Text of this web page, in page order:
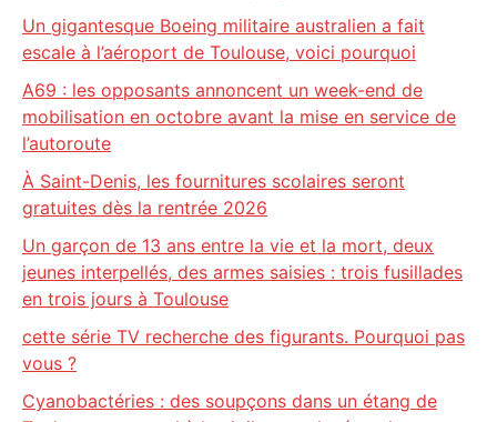
Un gigantesque Boeing militaire australien a fait
escale à l’aéroport de Toulouse, voici pourquoi
A69 : les opposants annoncent un week-end de
mobilisation en octobre avant la mise en service de
l’autoroute
À Saint-Denis, les fournitures scolaires seront
gratuites dès la rentrée 2026
Un garçon de 13 ans entre la vie et la mort, deux
jeunes interpellés, des armes saisies : trois fusillades
en trois jours à Toulouse
cette série TV recherche des figurants. Pourquoi pas
vous ?
Cyanobactéries : des soupçons dans un étang de